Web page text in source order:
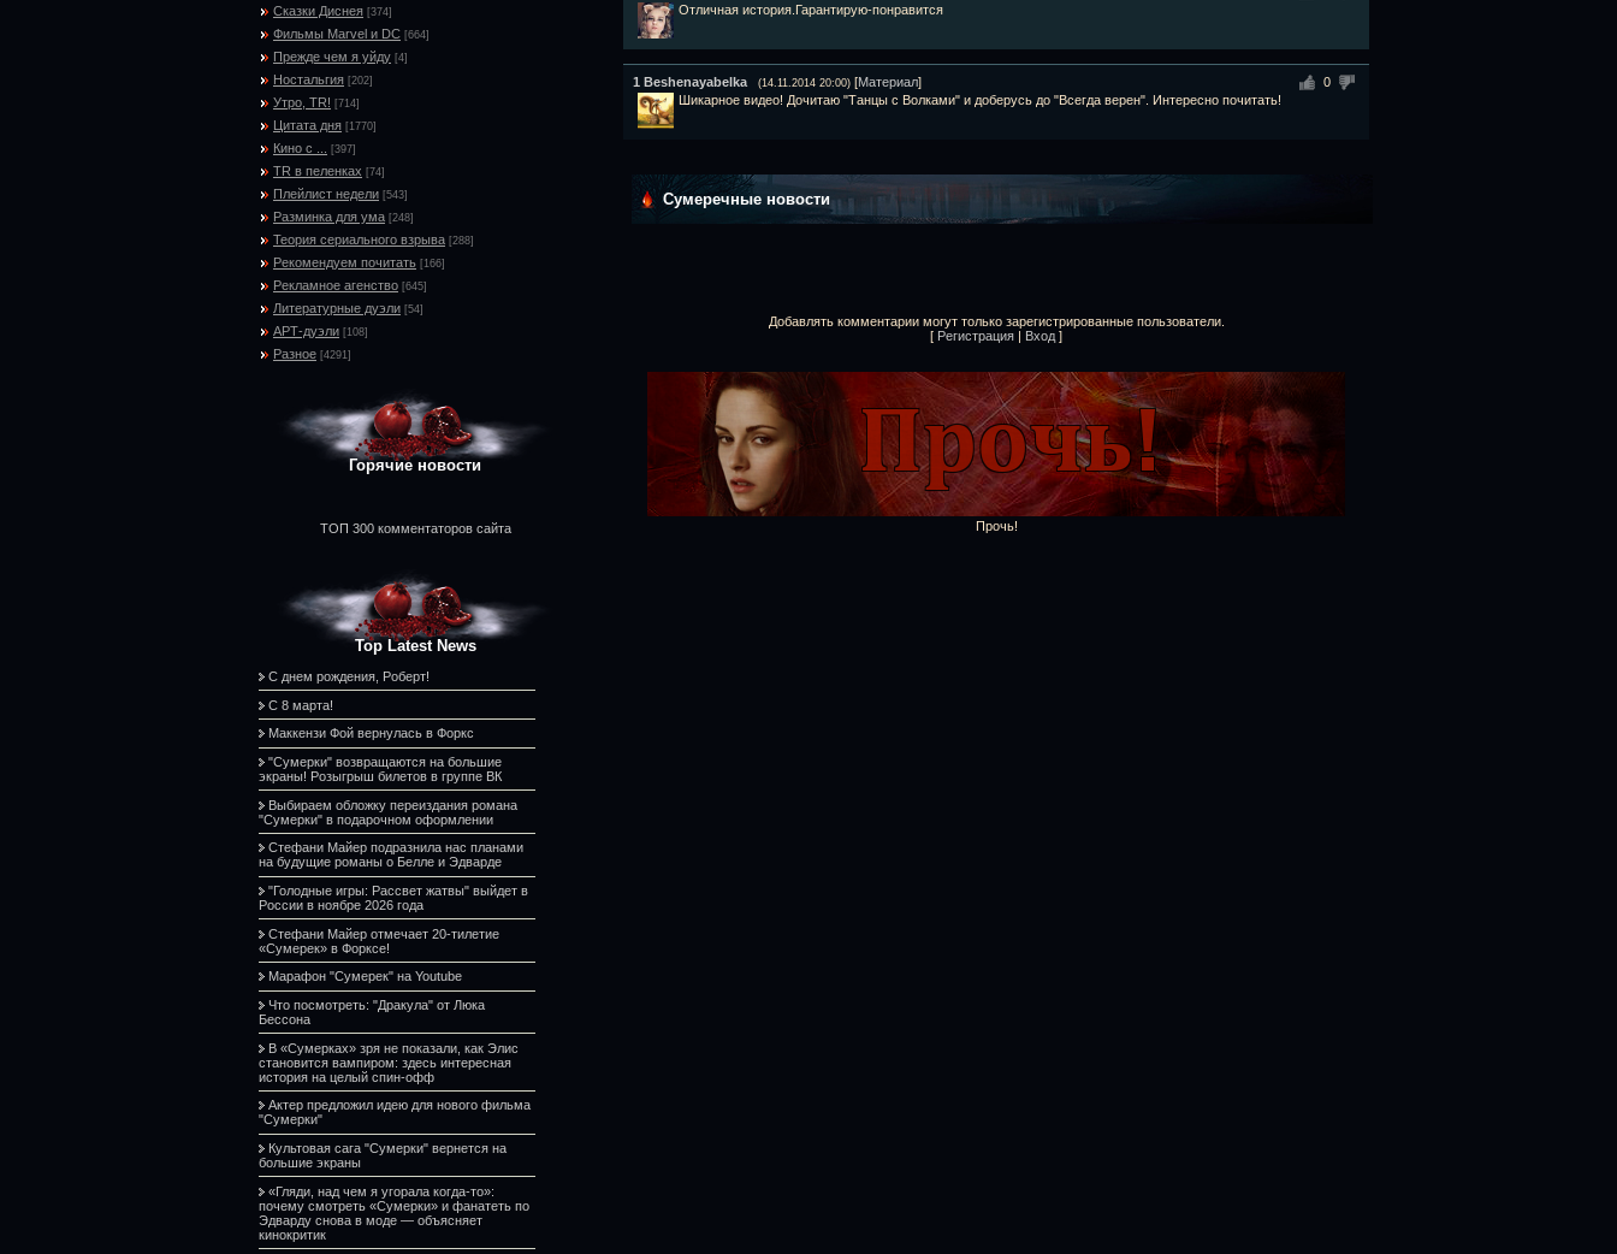
Сказки Диснея [374]
Фильмы Marvel и DC [664]
Прежде чем я уйду [4]
Ностальгия [202]
Утро, TR! [714]
Цитата дня [1770]
Кино с ... [397]
TR в пеленках [74]
Плейлист недели [543]
Разминка для ума [248]
Теория сериального взрыва [288]
Рекомендуем почитать [166]
Рекламное агенство [645]
Литературные дуэли [54]
АРТ-дуэли [108]
Разное [4291]
Горячие новости
ТОП 300 комментаторов сайта
Top Latest News
С днем рождения, Роберт!
С 8 марта!
Маккензи Фой вернулась в Форкс
"Сумерки" возвращаются на большие
экраны! Розыгрыш билетов в группе ВК
Выбираем обложку переиздания романа
"Сумерки" в подарочном оформлении
Стефани Майер подразнила нас планами
на будущие романы о Белле и Эдварде
"Голодные игры: Рассвет жатвы" выйдет в
России в ноябре 2026 года
Стефани Майер отмечает 20-тилетие
«Сумерек» в Форксе!
Марафон "Сумерек" на Youtube
Что посмотреть: "Дракула" от Люка
Бессона
В «Сумерках» зря не показали, как Элис
становится вампиром: здесь интересная
история на целый спин-офф
Актер предложил идею для нового фильма
"Сумерки"
Культовая сага "Сумерки" вернется на
большие экраны
«Гляди, над чем я угорала когда-то»:
почему смотреть «Сумерки» и фанатеть по
Эдварду снова в моде — объясняет
кинокритик
Отличная история.Гарантирую-понравится
0
1 Beshenayabelka (14.11.2014 20:00) [Материал]
Шикарное видео! Дочитаю "Танцы с Волками" и доберусь до "Всегда верен". Интересно почитать!
Сумеречные новости
Добавлять комментарии могут только зарегистрированные пользователи.
[ Регистрация | Вход ]
Прочь!